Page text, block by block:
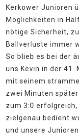
Kerkower Junioren
Möglichkeiten in
nötige Sicherheit,
Ballverluste immer
So blieb es bei der
uns Kevin in der 41.
mit seinem
zwei Minuten
zum 3:0
zielgenau bedient
und unsere